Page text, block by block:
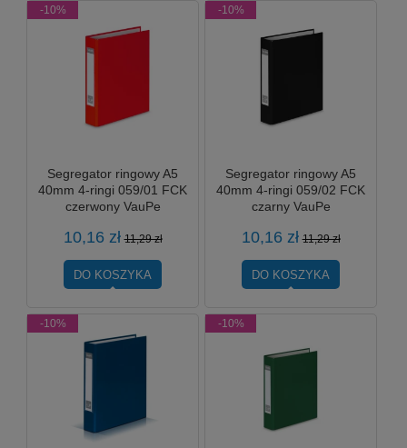
Segregator ringowy A5
40mm 4-ringi 059/01 FCK
czerwony VauPe
10,16 zł 11,29 zł
DO KOSZYKA
-10%
Segregator ringowy A5
40mm 4-ringi 059/02 FCK
czarny VauPe
10,16 zł 11,29 zł
DO KOSZYKA
-10%
-10% -10%